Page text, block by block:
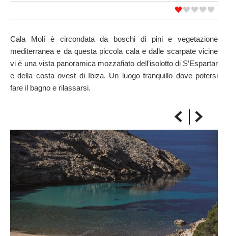
AGENDA
ORGANIZZA IL TUO VIAGGIO
Cala Molí è circondata da boschi di pini e vegetazione
mediterranea e da questa piccola cala e dalle scarpate vicine
vi è una vista panoramica mozzafiato dell’isolotto di S’Espartar
e della costa ovest di Ibiza. Un luogo tranquillo dove potersi
fare il bagno e rilassarsi.